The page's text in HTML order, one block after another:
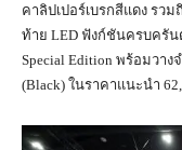
คาลิปเปอร์เบรกสีแดง รว
ท้าย LED ฟังก์ชันครบครัน
Special Edition พร้อมวาง
(Black) ในราคาแนะนำ